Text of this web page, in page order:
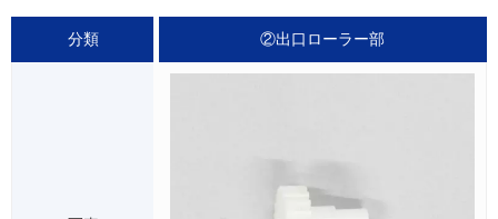
②出口ローラー部